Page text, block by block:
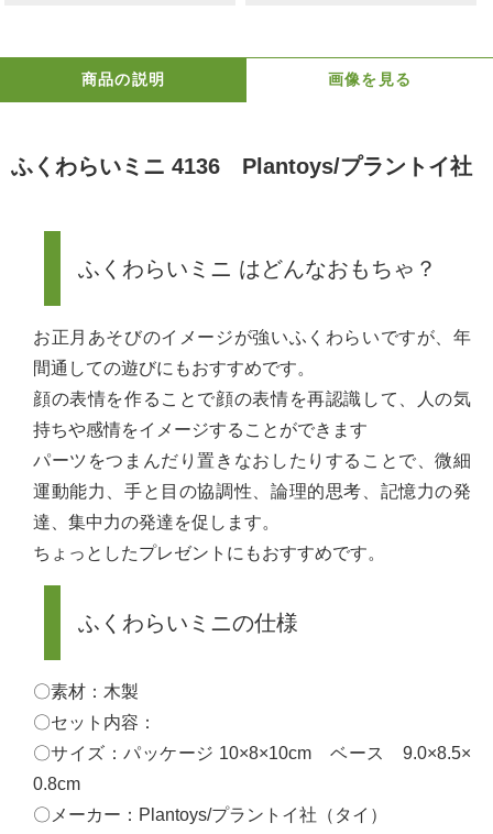
商品の説明 画像を見る
ふくわらいミニ 4136 Plantoys/プラントイ社
ふくわらいミニ はどんなおもちゃ？
お正月あそびのイメージが強いふくわらいですが、年
間通しての遊びにもおすすめです。
顔の表情を作ることで顔の表情を再認識して、人の気
持ちや感情をイメージすることができます
パーツをつまんだり置きなおしたりすることで、微細
運動能力、手と目の協調性、論理的思考、記憶力の発
達、集中力の発達を促します。
ちょっとしたプレゼントにもおすすめです。
ふくわらいミニの仕様
〇素材：木製
〇セット内容：
〇サイズ：パッケージ 10×8×10cm ベース 9.0×8.5×
0.8cm
〇メーカー：Plantoys/プラントイ社（タイ）